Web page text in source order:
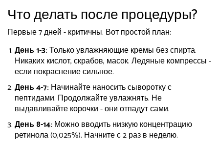
Что делать после процедуры?
Первые 7 дней - критичны. Вот простой план:
День 1-3:Только увлажняющие кремы без спирта.
Никаких кислот, скрабов, масок. Ледяные компрессы -
если покраснение сильное.
День 4-7: Начинайте наносить сыворотку с
пептидами. Продолжайте увлажнять. Не
выдавливайте корочки - они отпадут сами.
День 8-14: Можно вводить низкую концентрацию
ретинола (0,025%). Начните с 2 раз в неделю.